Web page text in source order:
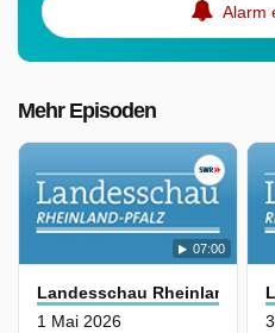
Alarm
Mehr Episoden
07:00
Landesschau Rheinland-
1 Mai 2026